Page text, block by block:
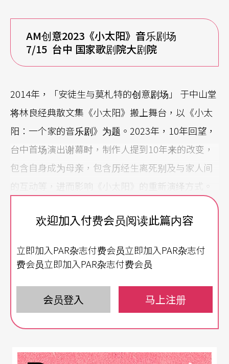
AM创意2023《小太阳》音乐剧场
7/15 台中 国家歌剧院大剧院
2014年，「安徒生与莫札特的创意剧场」 于中山堂
将林良经典散文集《小太阳》搬上舞台，以《小太
阳：一个家的音乐剧》为题。2023年，10年回望，
台中首场演出谢幕时，制作人提到10年来的改变，
包含自身成为母亲，包含历经生离死别及与家人间
的互动等，进而影响《小太阳》的重新演绎方式。
而提及《小太阳》原作曲者刘新诚已离世，更一度
哽咽。10年《小太阳》，除了制作团队的回望凝
《小太阳》以〈一间房的家〉开篇，此文以「窗户
外面是世界，窗户里面是家」开篇，突显家空间的
意义。「只有一个房间的家」（意外搭上时事话
题），无论哪一版本，皆是舞台的核心。林良在书
欢迎加入付费会员阅读此篇内容
立即加入PAR杂志付费会员立即加入PAR杂志付
费会员立即加入PAR杂志付费会员
会员登入 马上注册